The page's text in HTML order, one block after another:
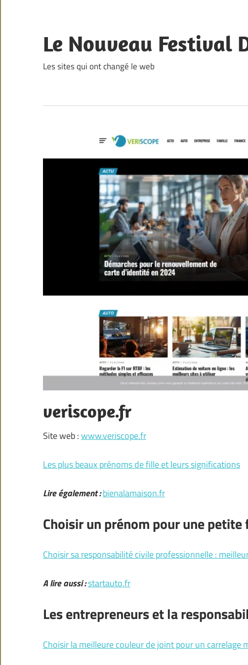
content
Le Nouveau Festival
Les sites qui ont changé le web
veriscope.fr
Site web :www.veriscope.fr
Les plus beaux prénoms de fille et leurs significations
Lire également :bienalamaison.fr
Choisir un prénom pour une
Choisir sa responsabilité civile professionnelle :
A lire aussi :startauto.fr
Les entrepreneurs et la
Choisir la meilleure couleur de joint pour un carrelage